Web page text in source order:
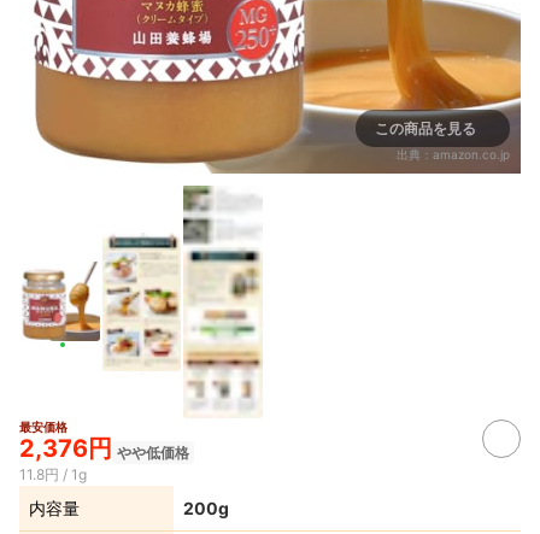
この商品を見る
出典： amazon.co.jp
最安価格
2,376円 やや低価格
11.8円 / 1g
内容量 200g